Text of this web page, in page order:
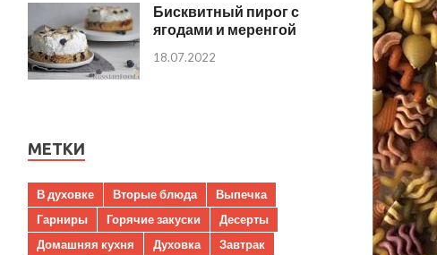
Бисквитный пирог с
ягодами и меренгой
18.07.2022
МЕТКИ
В духовке Вторые блюда
Выпечка
Гарниры
Горячие закуски
Десерты
Домашняя кухня
Духовка
Завтрак